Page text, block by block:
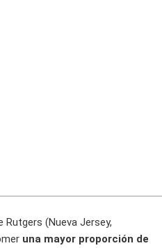
Rutgers (Nueva Jersey,
una mayor proporción de